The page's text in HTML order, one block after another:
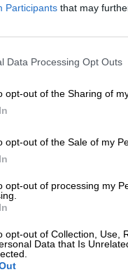
Participants that may
Data Processing Opt Outs
opt-out of the Sharing of
opt-out of the Sale of my
opt-out of processing my
opt-out of Collection, Use,
Data that Is